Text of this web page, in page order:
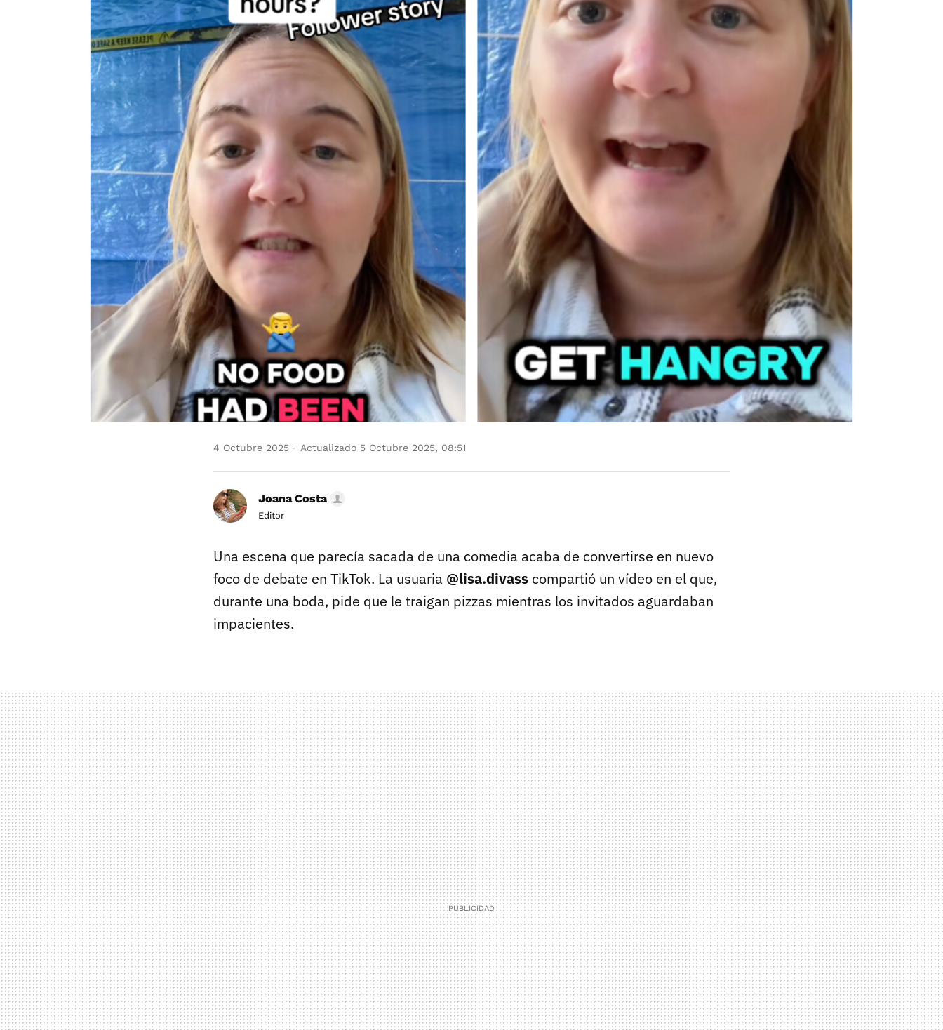
4 Octubre 2025 Actualizado 5 Octubre 2025, 08:51
Joana Costa
Editor
Una escena que parecía sacada de una comedia acaba de convertirse en nuevo
foco de debate en TikTok. La usuaria @lisa.divass compartió un vídeo en el que,
durante una boda, pide que le traigan pizzas mientras los invitados aguardaban
impacientes.